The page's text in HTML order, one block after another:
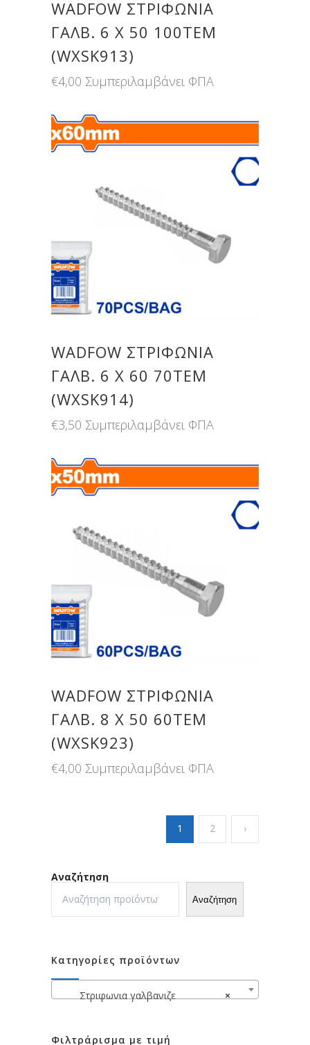
WADFOW ΣΤΡΙΦΩΝΙΑ
ΓΑΛΒ. 6 Χ 50 100ΤΕΜ
(WXSK913)
€4,00 Συμπεριλαμβάνει ΦΠΑ
WADFOW ΣΤΡΙΦΩΝΙΑ
ΓΑΛΒ. 6 Χ 60 70ΤΕΜ
(WXSK914)
€3,50 Συμπεριλαμβάνει ΦΠΑ
WADFOW ΣΤΡΙΦΩΝΙΑ
ΓΑΛΒ. 8 Χ 50 60ΤΕΜ
(WXSK923)
€4,00 Συμπεριλαμβάνει ΦΠΑ
1 2 ›
Αναζήτηση
Αναζήτηση
Κατηγορίες προϊόντων
×
Στριφωνια γαλβανιζε
Φιλτράρισμα με τιμή